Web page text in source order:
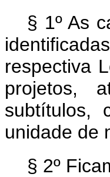
§ 1º As
respectiva
projetos,
subtítulos,
unidade de
§ 2º